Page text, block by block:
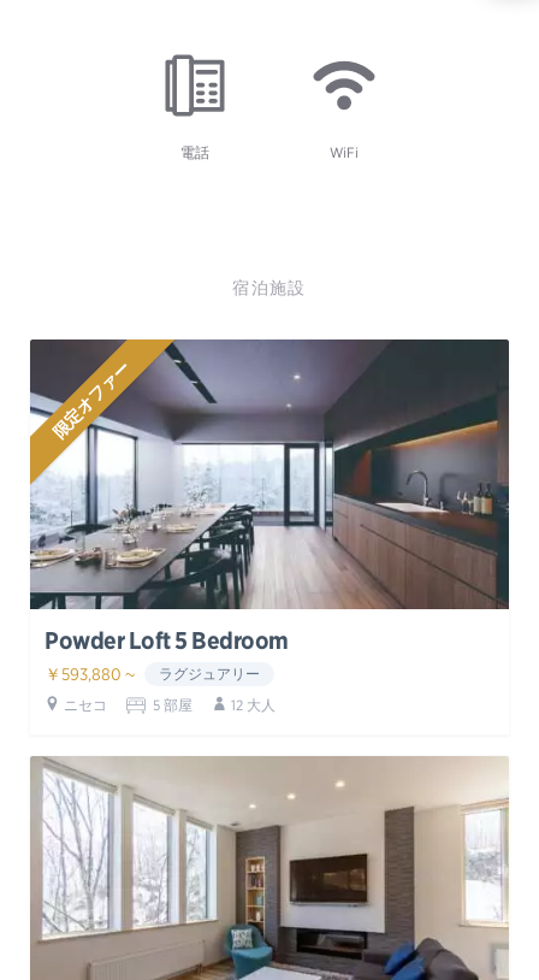
電話 WiFi
宿泊施設
限定オファー
Powder Loft 5 Bedroom
￥593,880 ~
ラグジュアリー
ニセコ
5 部屋 12 大人